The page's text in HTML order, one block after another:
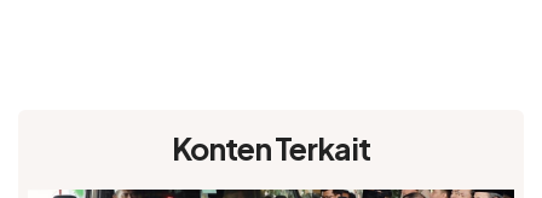
Konten Terkait